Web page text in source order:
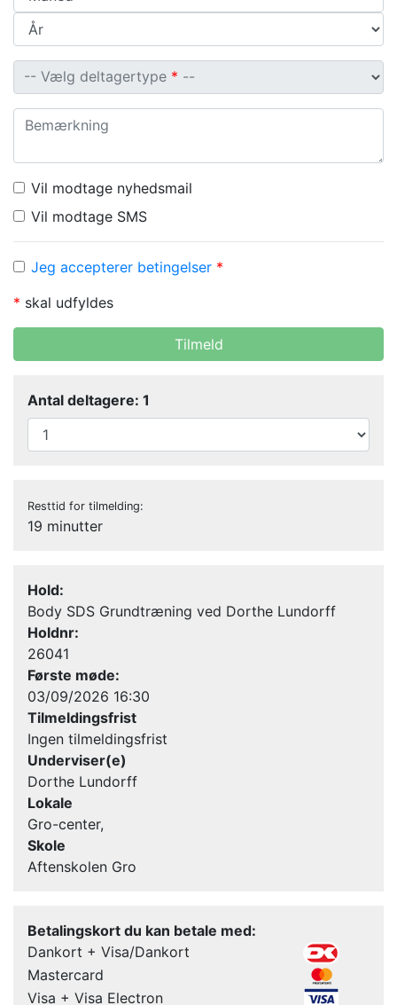
Vælg deltagertype
-- Vælg deltagertype * --
Bemærkning
Vil modtage nyhedsmail
Vil modtage SMS
Jeg accepterer betingelser *
* skal udfyldes
Tilmeld
Antal deltagere: 1
Resttid for tilmelding:
19 minutter
Hold:
Body SDS Grundtræning ved Dorthe Lundorff
Holdnr:
26041
Første møde:
03/09/2026 16:30
Tilmeldingsfrist
Ingen tilmeldingsfrist
Underviser(e)
Dorthe Lundorff
Lokale
Gro-center,
Skole
Aftenskolen Gro
Betalingskort du kan betale med:
Dankort + Visa/Dankort
Mastercard
Visa + Visa Electron